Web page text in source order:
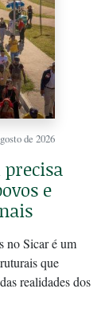
de 2026
e
no Sicar é um
que
realidades dos